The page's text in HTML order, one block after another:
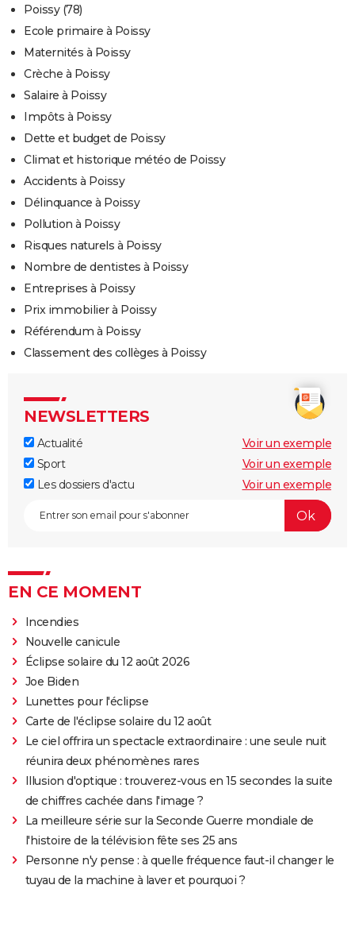
Poissy (78)
Ecole primaire à Poissy
Maternités à Poissy
Crèche à Poissy
Salaire à Poissy
Impôts à Poissy
Dette et budget de Poissy
Climat et historique météo de Poissy
Accidents à Poissy
Délinquance à Poissy
Pollution à Poissy
Risques naturels à Poissy
Nombre de dentistes à Poissy
Entreprises à Poissy
Prix immobilier à Poissy
Référendum à Poissy
Classement des collèges à Poissy
NEWSLETTERS
Actualité
Voir un exemple
Sport
Voir un exemple
Les dossiers d'actu
Voir un exemple
EN CE MOMENT
Incendies
Nouvelle canicule
Éclipse solaire du 12 août 2026
Joe Biden
Lunettes pour l'éclipse
Carte de l'éclipse solaire du 12 août
Le ciel offrira un spectacle extraordinaire : une seule nuit
réunira deux phénomènes rares
Illusion d'optique : trouverez-vous en 15 secondes la suite
de chiffres cachée dans l'image ?
La meilleure série sur la Seconde Guerre mondiale de
l'histoire de la télévision fête ses 25 ans
Personne n'y pense : à quelle fréquence faut-il changer le
tuyau de la machine à laver et pourquoi ?